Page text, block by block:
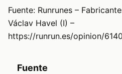
Fuente: Runrunes –
Václav Havel (I) –
https://runrun.es/opinion/
Fuente